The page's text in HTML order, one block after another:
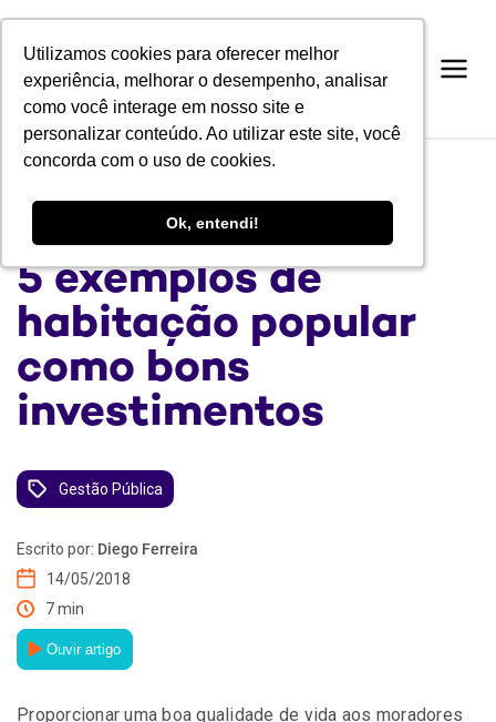
Utilizamos cookies para oferecer melhor
experiência, melhorar o desempenho, analisar
como você interage em nosso site e
personalizar conteúdo. Ao utilizar este site, você
concorda com o uso de cookies.
Ok, entendi!
Utilizamos cookies para oferecer melhor
experiência, melhorar o desempenho, analisar
como você interage em nosso site e
personalizar conteúdo. Ao utilizar este site, você
concorda com o uso de cookies.
Ok, entendi!
5 exemplos de
habitação popular
como bons
investimentos
Gestão Pública
Escrito por: Diego Ferreira
14/05/2018
7 min
Ouvir artigo
Proporcionar uma boa qualidade de vida aos moradores